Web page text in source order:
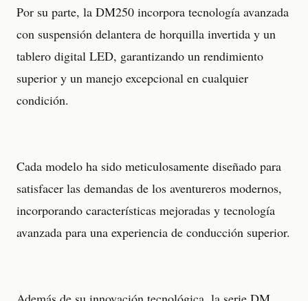
Por su parte, la DM250 incorpora tecnología avanzada
con suspensión delantera de horquilla invertida y un
tablero digital LED, garantizando un rendimiento
superior y un manejo excepcional en cualquier
condición.
Cada modelo ha sido meticulosamente diseñado para
satisfacer las demandas de los aventureros modernos,
incorporando características mejoradas y tecnología
avanzada para una experiencia de conducción superior.